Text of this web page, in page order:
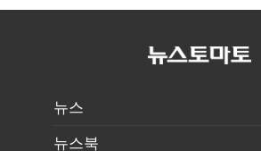
뉴스
뉴스북